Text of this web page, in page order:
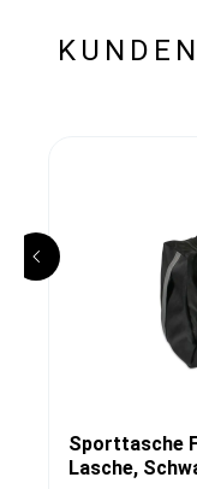
Sporttasche
Lasche,